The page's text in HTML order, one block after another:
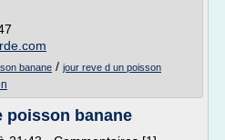
banane / jour reve d un poisson
poisson banane